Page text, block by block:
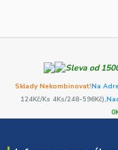
Sklady Nekombinovat!Na
124Kč/Ks 4Ks/248-596Kč)